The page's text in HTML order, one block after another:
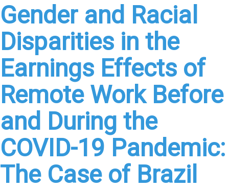
Gender and Racial
Disparities in the
Earnings Effects of
Remote Work Before
and During the
COVID-19 Pandemic:
The Case of Brazil